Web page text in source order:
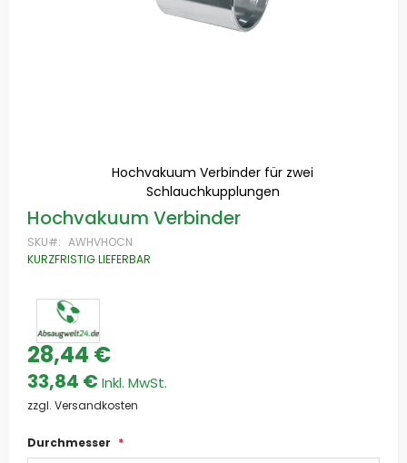
Hochvakuum Verbinder für zwei
Schlauchkupplungen
Zum
Anfang
der
Bildgalerie
Hochvakuum Verbinder
SKU
AWHVHOCN
KURZFRISTIG LIEFERBAR
33,84 €
28,44 €
zzgl. Versandkosten
Durchmesser